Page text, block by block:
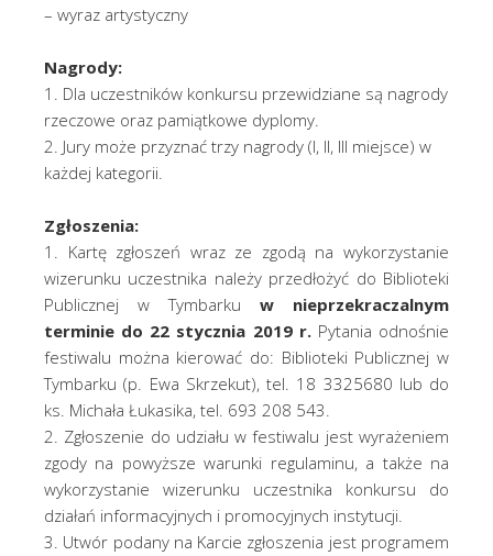
– wyraz artystyczny
Nagrody:
1. Dla uczestników konkursu przewidziane są nagrody
rzeczowe oraz pamiątkowe dyplomy.
2. Jury może przyznać trzy nagrody (I, II, III miejsce) w
każdej kategorii.
Zgłoszenia:
1. Kartę zgłoszeń wraz ze zgodą na wykorzystanie
wizerunku uczestnika należy przedłożyć do Biblioteki
Publicznej w Tymbarku w nieprzekraczalnym
terminie do 22 stycznia 2019 r.Pytania odnośnie
festiwalu można kierować do: Biblioteki Publicznej w
Tymbarku (p. Ewa Skrzekut), tel. 18 3325680 lub do
ks. Michała Łukasika, tel. 693 208 543.
2. Zgłoszenie do udziału w festiwalu jest wyrażeniem
zgody na powyższe warunki regulaminu, a także na
wykorzystanie wizerunku uczestnika konkursu do
działań informacyjnych i promocyjnych instytucji.
3. Utwór podany na Karcie zgłoszenia jest programem